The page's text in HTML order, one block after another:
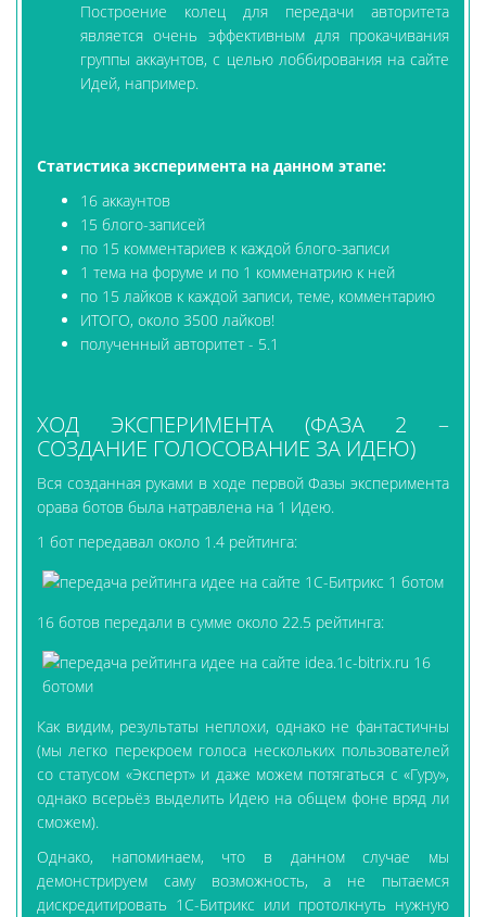
Построение колец для передачи авторитета
является очень эффективным для прокачивания
группы аккаунтов, с целью лоббирования на сайте
Идей, например.
Статистика эксперимента на данном этапе:
16 аккаунтов
15 блого-записей
по 15 комментариев к каждой блого-записи
1 тема на форуме и по 1 комменатрию к ней
по 15 лайков к каждой записи, теме, комментарию
ИТОГО, около 3500 лайков!
полученный авторитет - 5.1
ХОД ЭКСПЕРИМЕНТА (ФАЗА 2 –
СОЗДАНИЕ ГОЛОСОВАНИЕ ЗА ИДЕЮ)
Вся созданная руками в ходе первой Фазы эксперимента
орава ботов была натравлена на 1 Идею.
1 бот передавал около 1.4 рейтинга:
16 ботов передали в сумме около 22.5 рейтинга:
Как видим, результаты неплохи, однако не фантастичны
(мы легко перекроем голоса нескольких пользователей
со статусом «Эксперт» и даже можем потягаться с «Гуру»,
однако всерьёз выделить Идею на общем фоне вряд ли
сможем).
Однако, напоминаем, что в данном случае мы
демонстрируем саму возможность, а не пытаемся
дискредитировать 1С-Битрикс или протолкнуть нужную